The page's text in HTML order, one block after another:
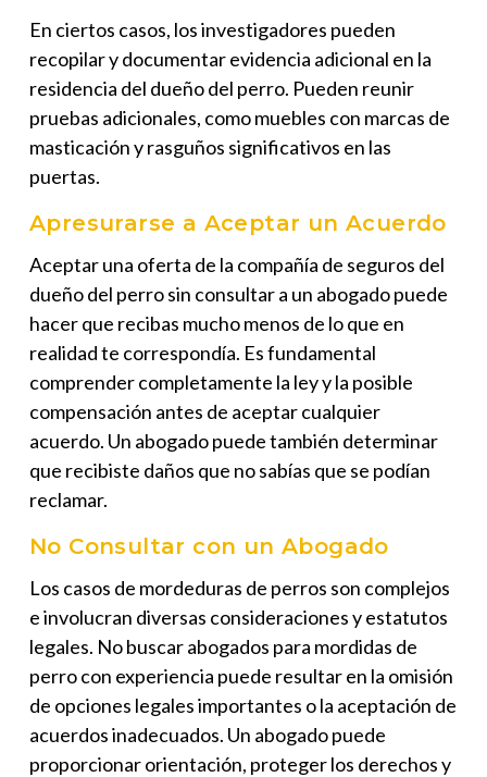
En ciertos casos, los investigadores pueden
recopilar y documentar evidencia adicional en la
residencia del dueño del perro. Pueden reunir
pruebas adicionales, como muebles con marcas de
masticación y rasguños significativos en las
puertas.
Apresurarse a Aceptar un Acuerdo
Aceptar una oferta de la compañía de seguros del
dueño del perro sin consultar a un abogado puede
hacer que recibas mucho menos de lo que en
realidad te correspondía. Es fundamental
comprender completamente la ley y la posible
compensación antes de aceptar cualquier
acuerdo. Un abogado puede también determinar
que recibiste daños que no sabías que se podían
reclamar.
No Consultar con un Abogado
Los casos de mordeduras de perros son complejos
e involucran diversas consideraciones y estatutos
legales. No buscar abogados para mordidas de
perro con experiencia puede resultar en la omisión
de opciones legales importantes o la aceptación de
acuerdos inadecuados. Un abogado puede
proporcionar orientación, proteger los derechos y